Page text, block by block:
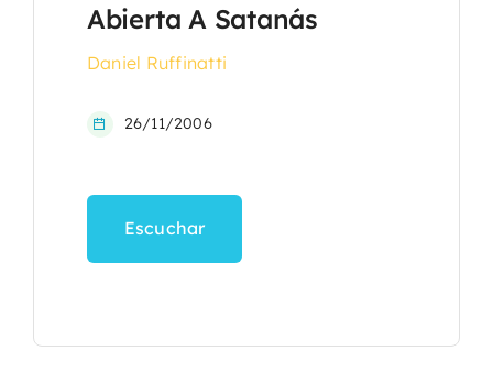
Abierta A Satanás
Daniel Ruffinatti
26/11/2006
Escuchar